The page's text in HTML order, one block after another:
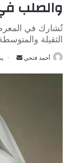
والصلب في
تُشارك في
الثقيلة
أحمد فتحي
أرسل